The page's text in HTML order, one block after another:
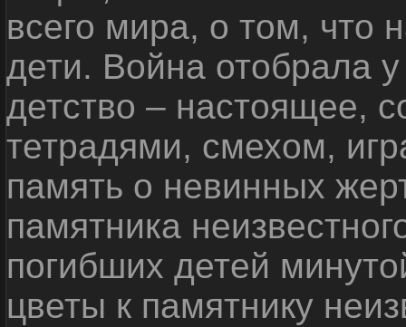
всего мира, о том, что
дети. Война отобрала
детство – настоящее,
тетрадями, смехом,
память о невинных
памятника
погибших детей
цветы к памятнику